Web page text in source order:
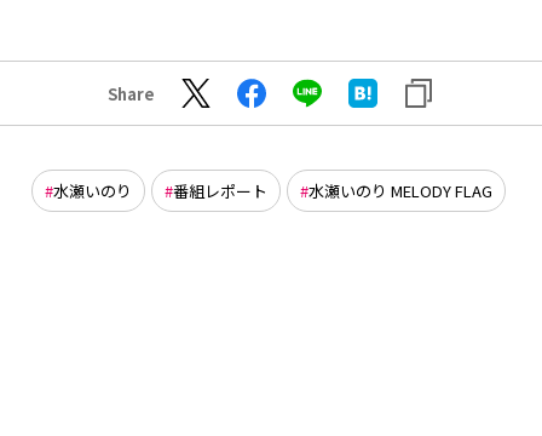
Share
水瀬いのり 番組レポート 水瀬いのり MELODY FLAG